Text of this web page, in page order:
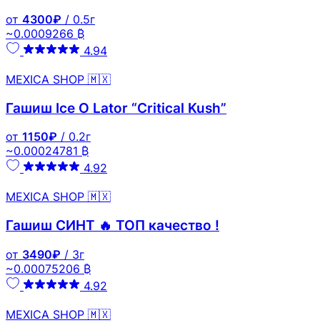
от 4300₽ / 0.5г
~0.0009266 ₿
4.94
MEXICA SHOP 🇲🇽
Гашиш Ice O Lator “Critical Kush”
от 1150₽ / 0.2г
~0.00024781 ₿
4.92
MEXICA SHOP 🇲🇽
Гашиш СИНТ 🔥 ТОП качество !
от 3490₽ / 3г
~0.00075206 ₿
4.92
MEXICA SHOP 🇲🇽